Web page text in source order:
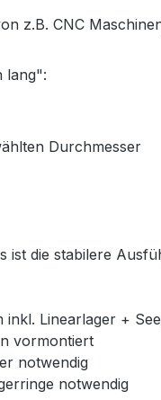
z.B. CNC
lang":
Durchmesser
ist die stabilere
Linearlager +
vormontiert
notwendig
notwendig